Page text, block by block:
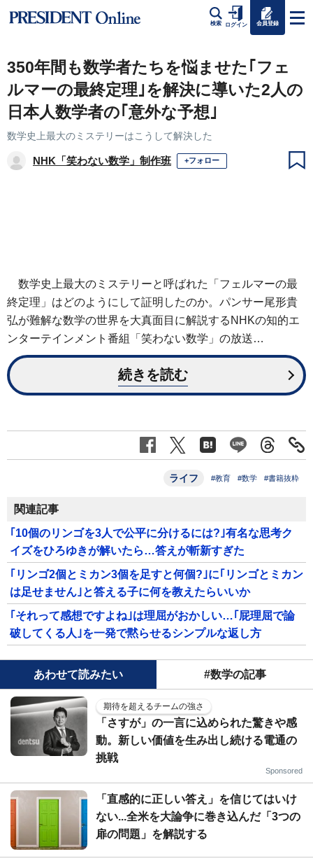
検索 ログイン 会員登録
350年間も数学者たちを悩ませた｢フェ
ルマーの最終定理｣を解決に導いた2人の
日本人数学者の｢意外な予想｣
数学史上最大のミステリーはこうして解決した
NHK「笑わない数学」制作班 +フォロー
数学史上最大のミステリーと呼ばれた「フェルマーの最
終定理」はどのようにして証明したのか。パンサー尾形貴
弘が難解な数学の世界を大真面目に解説するNHKの知的エ
ンターテインメント番組「笑わない数学」の放送…
続きを読む
ライフ #教育 #数学 #書籍抜粋
関連記事
｢10個のリンゴを3人で公平に分けるには?｣有名な思考ク
イズをひろゆきが解いたら…答えが斬新すぎた
｢リンゴ2個とミカン3個を足すと何個?｣に｢リンゴとミカン
は足せません｣と答える子に何を教えたらいいか
｢それって感想ですよね｣は理屈がおかしい…｢屁理屈で論
破してくる人｣を一発で黙らせるシンプルな返し方
あわせて読みたい #数学の記事
期待を超えるチームの強さ
「さすが」の一言に込められた驚きや感
動。新しい価値を生み出し続ける電通の
挑戦
Sponsored
「直感的に正しい答え」を信じてはいけ
ない...全米を大論争に巻き込んだ「3つの
扉の問題」を解説する